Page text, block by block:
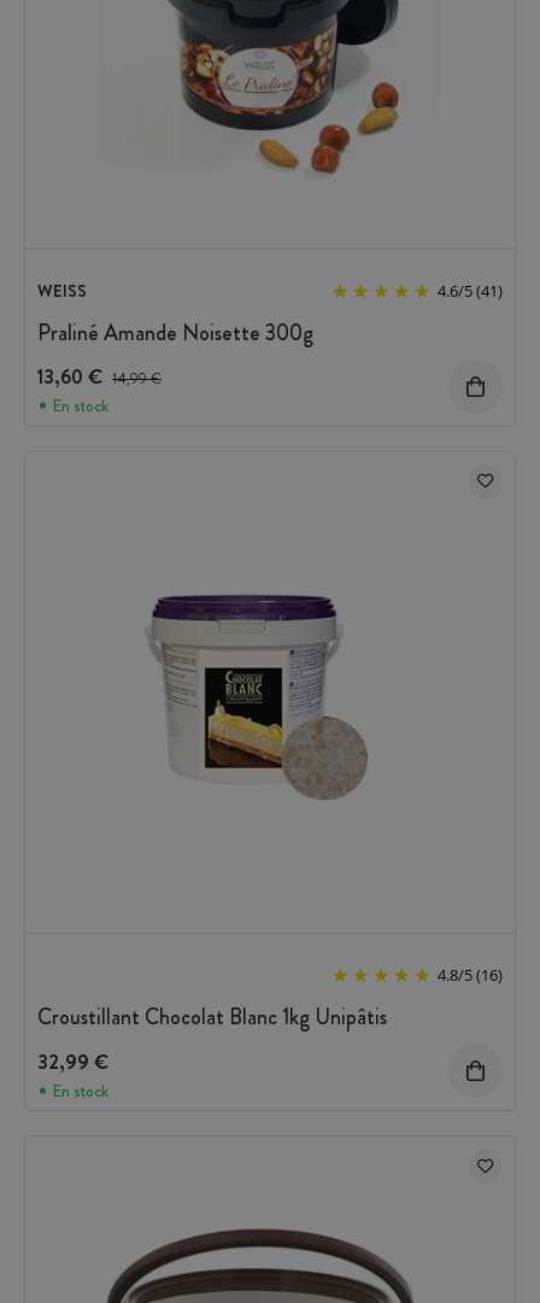
WEISS 4.6/5(41)
Praliné Amande Noisette 300g
13,60 € Prix avant réduction :
14,99 €
En stock
4.8/5(16)
Croustillant Chocolat Blanc 1kg Unipâtis
32,99 €
En stock